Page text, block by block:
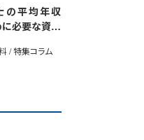
の平均年収
に必要な資格
/ 特集コラム